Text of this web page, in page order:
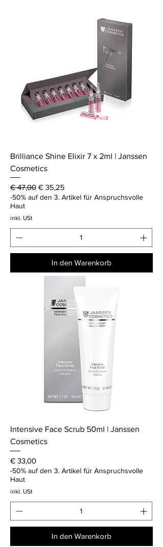
Brilliance Shine Elixir 7 x 2ml | Janssen
Cosmetics
Standardpreis
€ 47,00 Sale-Preis
€ 35,25
-50% auf den 3. Artikel für Anspruchsvolle
Haut
inkl. USt
In den Warenkorb
Intensive Face Scrub 50ml | Janssen
Cosmetics
Preis
€ 33,00
-50% auf den 3. Artikel für Anspruchsvolle
Haut
inkl. USt
In den Warenkorb